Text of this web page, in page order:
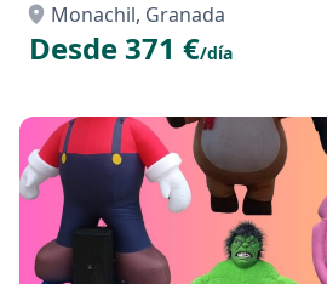
Monachil, Granada
Desde 371 €/día